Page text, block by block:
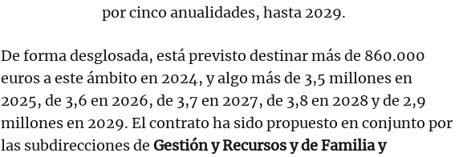
por cinco anualidades, hasta 2029.
De forma desglosada, está previsto destinar más de 860.000
euros a este ámbito en 2024, y algo más de 3,5 millones en
2025, de 3,6 en 2026, de 3,7 en 2027, de 3,8 en 2028 y de 2,9
millones en 2029. El contrato ha sido propuesto en conjunto por
las subdirecciones de Gestión y Recursos y de Familia y